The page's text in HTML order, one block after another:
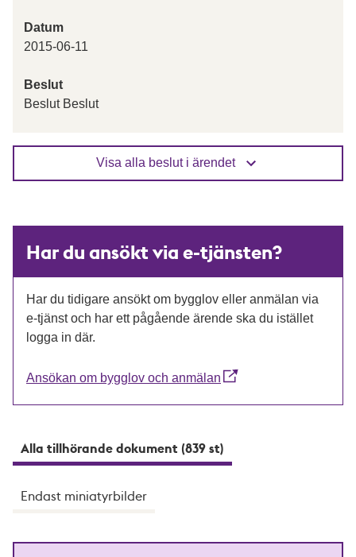
Datum
2015-06-11
Beslut
Beslut Beslut
Visa alla beslut i ärendet
Har du ansökt via e-tjänsten?
Har du tidigare ansökt om bygglov eller anmälan via
e-tjänst och har ett pågående ärende ska du istället
logga in där.
Ansökan om bygglov och anmälan
Alla tillhörande dokument (839 st)
Endast miniatyrbilder